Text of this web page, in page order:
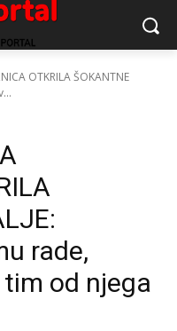
OTKRILA ŠOKANTNE
rade,
od njega